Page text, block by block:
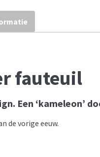
fauteuil
Een ‘kameleon’
de vorige eeuw.